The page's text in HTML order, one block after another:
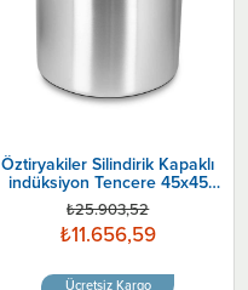
Öztiryakiler Silindirik Kapaklı
indüksiyon Tencere 45x45
Cm
₺11.656,59
₺25.903,52
Ücretsiz Kargo